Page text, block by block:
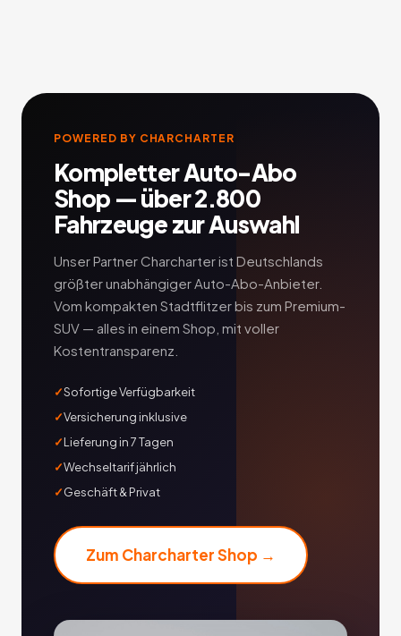
POWERED BY CHARCHARTER
Kompletter Auto-Abo
Shop — über 2.800
Fahrzeuge zur Auswahl
Unser Partner Charcharter ist Deutschlands
größter unabhängiger Auto-Abo-Anbieter.
Vom kompakten Stadtflitzer bis zum Premium-
SUV — alles in einem Shop, mit voller
Kostentransparenz.
Sofortige Verfügbarkeit
Versicherung inklusive
Lieferung in 7 Tagen
Wechseltarif jährlich
Geschäft & Privat
Zum Charcharter Shop →